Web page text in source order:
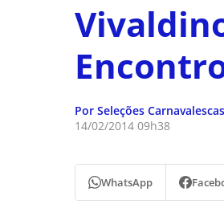
Por Seleções Carnavalescas
14/02/2014 09h38
WhatsApp